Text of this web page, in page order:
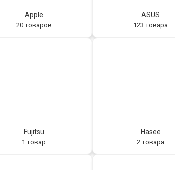
Apple
20 товаров
ASUS
123 товара
Fujitsu
1 товар
Hasee
2 товара